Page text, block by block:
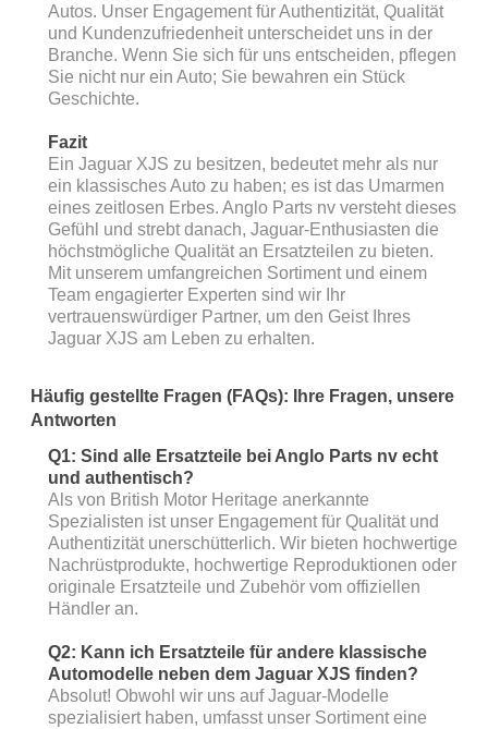
Autos. Unser Engagement für Authentizität, Qualität
und Kundenzufriedenheit unterscheidet uns in der
Branche. Wenn Sie sich für uns entscheiden, pflegen
Sie nicht nur ein Auto; Sie bewahren ein Stück
Geschichte.
Fazit
Ein Jaguar XJS zu besitzen, bedeutet mehr als nur
ein klassisches Auto zu haben; es ist das Umarmen
eines zeitlosen Erbes. Anglo Parts nv versteht dieses
Gefühl und strebt danach, Jaguar-Enthusiasten die
höchstmögliche Qualität an Ersatzteilen zu bieten.
Mit unserem umfangreichen Sortiment und einem
Team engagierter Experten sind wir Ihr
vertrauenswürdiger Partner, um den Geist Ihres
Jaguar XJS am Leben zu erhalten.
Häufig gestellte Fragen (FAQs): Ihre Fragen, unsere
Antworten
Q1: Sind alle Ersatzteile bei Anglo Parts nv echt
und authentisch?
Als von British Motor Heritage anerkannte
Spezialisten ist unser Engagement für Qualität und
Authentizität unerschütterlich. Wir bieten hochwertige
Nachrüstprodukte, hochwertige Reproduktionen oder
originale Ersatzteile und Zubehör vom offiziellen
Händler an.
Q2: Kann ich Ersatzteile für andere klassische
Automodelle neben dem Jaguar XJS finden?
Absolut! Obwohl wir uns auf Jaguar-Modelle
spezialisiert haben, umfasst unser Sortiment eine